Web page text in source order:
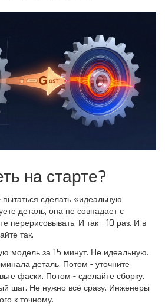
на старте?
сделать «идеальную
деталь, она не совпадает с
перерисовывать. И так - 10 раз. И в
так.
модель за 15 минут. Не идеальную.
деталь. Потом - уточните
фаски. Потом - сделайте сборку.
шаг. Не нужно всё сразу. Инженеры
к точному.